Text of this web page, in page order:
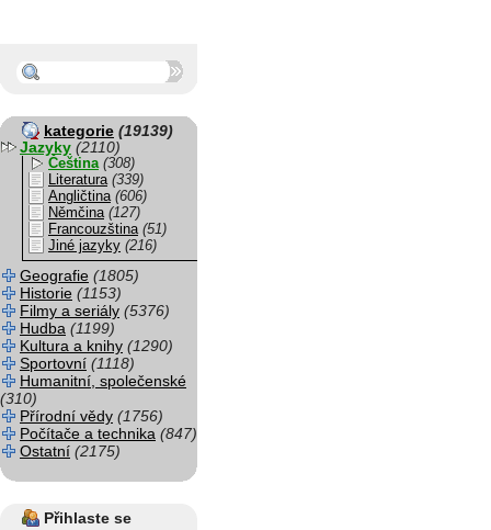
kategorie (19139)
Jazyky (2110)
Čeština (308)
Literatura (339)
Angličtina (606)
Němčina (127)
Francouzština (51)
Jiné jazyky (216)
Geografie (1805)
Historie (1153)
Filmy a seriály (5376)
Hudba (1199)
Kultura a knihy (1290)
Sportovní (1118)
Humanitní, společenské
(310)
Přírodní vědy (1756)
Počítače a technika (847)
Ostatní (2175)
Přihlaste se